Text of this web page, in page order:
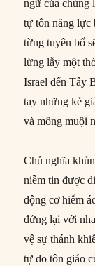
ngữ của chúng
tự tôn năng lực
từng tuyên bố
lừng lẫy một
Israel đến Tây
tay những kẻ
và mông muội
Chủ nghĩa
niềm tin được
động cơ hiểm
đứng lại với
vệ sự thánh
tự do tôn giáo